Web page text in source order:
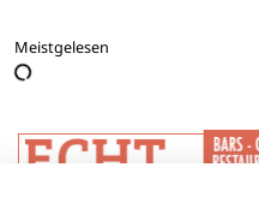
Meistgelesen